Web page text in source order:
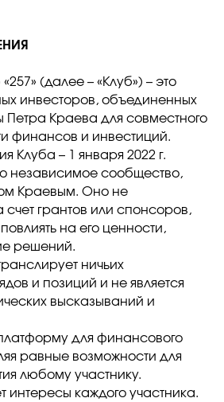
(далее – «Клуб») – это
инвесторов, объединенных
Петра Краева для совместного
финансов и инвестиций.
Клуба – 1 января 2022 г.
независимое сообщество,
Краевым. Оно не
грантов или спонсоров,
на его ценности,
решений.
ничьих
и позиций и не является
высказываний и
для финансового
равные возможности для
любому участнику.
интересы каждого участника.